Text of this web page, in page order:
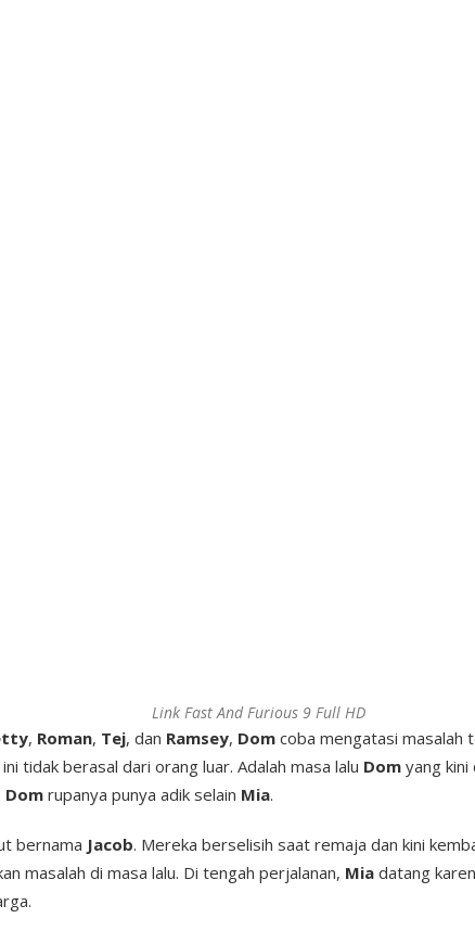
Link Fast And Furious 9 Full HD
, Roman, Tej, dan Ramsey, Dom coba mengatasi masalah
tidak berasal dari orang luar. Adalah masa lalu Dom yang kini
Dom rupanya punya adik selain Mia.
bernama Jacob. Mereka berselisih saat remaja dan kini
masalah di masa lalu. Di tengah perjalanan, Mia datang